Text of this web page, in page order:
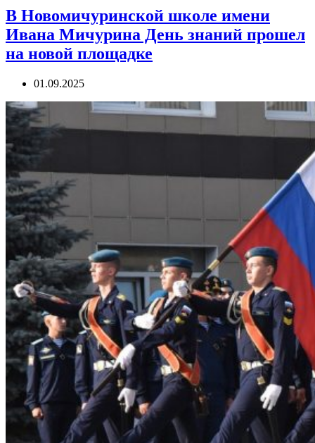
В Новомичуринской школе имени
Ивана Мичурина День знаний прошел
на новой площадке
01.09.2025